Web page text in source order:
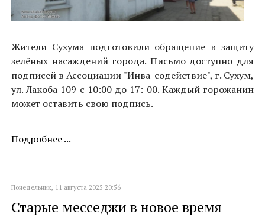
Жители Сухума подготовили обращение в защиту
зелёных насаждений города. Письмо доступно для
подписей в Ассоциации "Инва-содействие", г. Сухум,
ул. Лакоба 109 с 10:00 до 17: 00. Каждый горожанин
может оставить свою подпись.
Подробнее ...
Понедельник, 11 августа 2025 20:56
Старые месседжи в новое время